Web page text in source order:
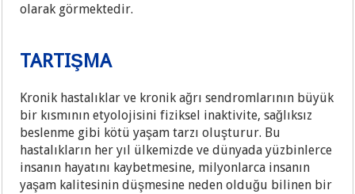
olarak görmektedir.
TARTIŞMA
Kronik hastalıklar ve kronik ağrı sendromlarının büyük
bir kısmının etyolojisini fiziksel inaktivite, sağlıksız
beslenme gibi kötü yaşam tarzı oluşturur. Bu
hastalıkların her yıl ülkemizde ve dünyada yüzbinlerce
insanın hayatını kaybetmesine, milyonlarca insanın
yaşam kalitesinin düşmesine neden olduğu bilinen bir